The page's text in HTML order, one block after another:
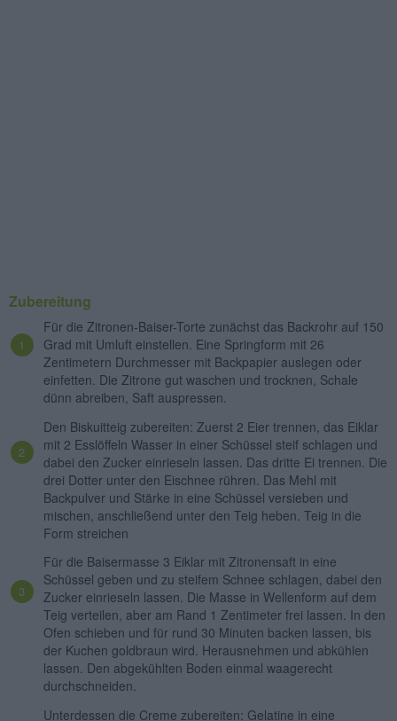
Zubereitung
Für die Zitronen-Baiser-Torte zunächst das Backrohr auf 150
Grad mit Umluft einstellen. Eine Springform mit 26
Zentimetern Durchmesser mit Backpapier auslegen oder
einfetten. Die Zitrone gut waschen und trocknen, Schale
dünn abreiben, Saft auspressen.
Den Biskuitteig zubereiten: Zuerst 2 Eier trennen, das Eiklar
mit 2 Esslöffeln Wasser in einer Schüssel steif schlagen und
dabei den Zucker einrieseln lassen. Das dritte Ei trennen. Die
drei Dotter unter den Eischnee rühren. Das Mehl mit
Backpulver und Stärke in eine Schüssel versieben und
mischen, anschließend unter den Teig heben. Teig in die
Form streichen
Für die Baisermasse 3 Eiklar mit Zitronensaft in eine
Schüssel geben und zu steifem Schnee schlagen, dabei den
Zucker einrieseln lassen. Die Masse in Wellenform auf dem
Teig verteilen, aber am Rand 1 Zentimeter frei lassen. In den
Ofen schieben und für rund 30 Minuten backen lassen, bis
der Kuchen goldbraun wird. Herausnehmen und abkühlen
lassen. Den abgekühlten Boden einmal waagerecht
durchschneiden.
Unterdessen die Creme zubereiten: Gelatine in eine